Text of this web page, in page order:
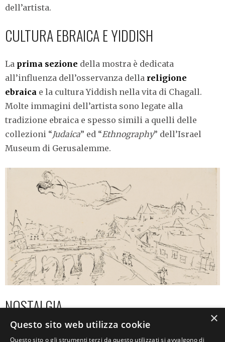
dell’artista.
CULTURA EBRAICA E YIDDISH
La prima sezione della mostra è dedicata
all’influenza dell’osservanza della religione
ebraica e la cultura Yiddish nella vita di Chagall.
Molte immagini dell’artista sono legate alla
tradizione ebraica e spesso simili a quelli delle
collezioni “Judaica” ed “Ethnography” dell’Israel
Museum di Gerusalemme.
NOSTALGIA
×
Questo sito web utilizza cookie
Questo sito o gli strumenti terzi da questo utilizzati si avvalgono di